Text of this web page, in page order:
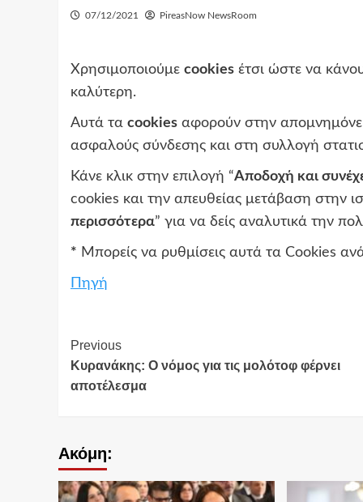
07/12/2021 PireasNow NewsRoom
Χρησιμοποιούμε cookies έτσι ώστε να
καλύτερη.
Αυτά τα cookies αφορούν στην
ασφαλούς σύνδεσης και στη συλλογή
Κάνε κλικ στην επιλογή “Αποδοχή και
cookies και την απευθείας μετάβαση στην
περισσότερα” για να δείς αναλυτικά την
* Μπορείς να ρυθμίσεις αυτά τα Cookies
Πηγή
Continue
Reading
Previous
Κυρανάκης: Ο νόμος για τις μολότοφ φέρνει
αποτέλεσμα
Ακόμη: